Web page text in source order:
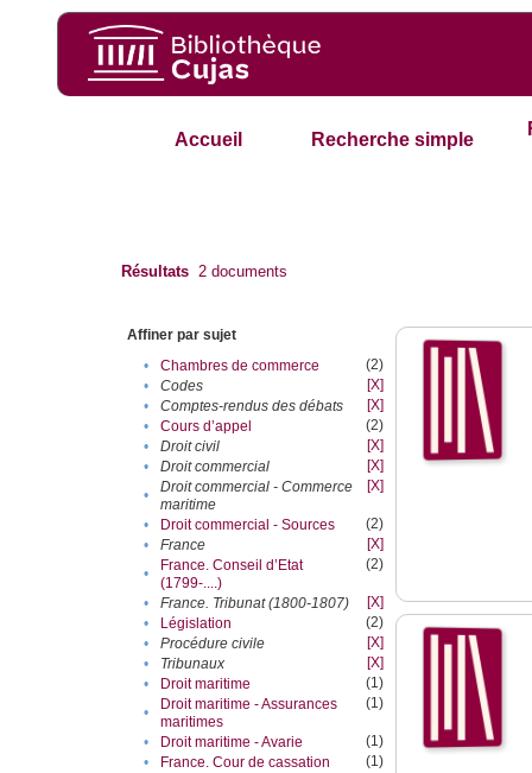
Accueil Recherche simple
Résultats 2 documents
Affiner par sujet
•
Chambres de commerce
(2)
•
Codes
[X]
•
Comptes-rendus des débats
[X]
•
Cours d’appel
(2)
•
Droit civil
[X]
•
Droit commercial
[X]
•
Droit commercial - Commerce
maritime
[X]
• Droit commercial - Sources
(2)
•
France
[X]
•
France. Conseil d’Etat
(1799-....)
(2)
• France. Tribunat (1800-1807)
[X]
•
Législation
(2)
•
Procédure civile
[X]
•
Tribunaux
[X]
•
Droit maritime
(1)
•
Droit maritime - Assurances
maritimes
(1)
• Droit maritime - Avarie
(1)
•
France. Cour de cassation
(1)